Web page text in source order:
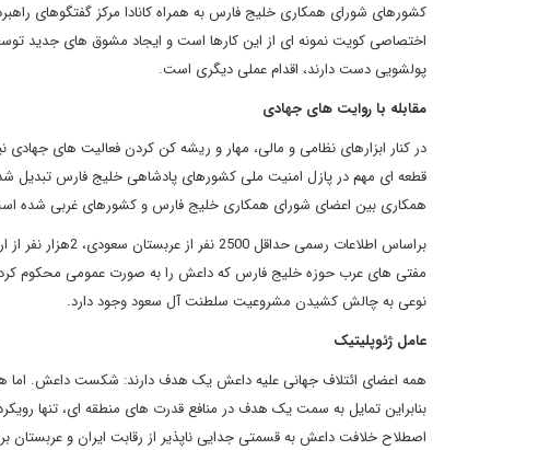
کشورهای شورای همکاری خلیج فارس به همراه کانادا مرکز گفتگوهای
اختصاصی کویت نمونه ای از این کارها است و ایجاد مشوق های جدید
پولشویی دست دارند، اقدام عملی دیگری است.
مقابله با روایت های جهادی
در کنار ابزارهای نظامی و مالی، مهار و ریشه کن کردن فعالیت های
قطعه ای مهم در پازل امنیت ملی کشورهای پادشاهی خلیج فارس
همکاری بین اعضای شورای همکاری خلیج فارس و کشورهای غربی شده
مفتی های عرب حوزه خلیج فارس که داعش را به صورت عمومی محکوم
نوعی به چالش کشیدن مشروعیت سلطنت آل سعود وجود دارد.
عامل ژئوپلیتیک
همه اعضای ائتلاف جهانی علیه داعش یک هدف دارند: شکست داعش. اما
بنابراین تمایل به سمت یک هدف در منافع قدرت های منطقه ای، تنها
اصطلاح خلافت داعش به قسمتی جدایی ناپذیر از رقابت ایران و